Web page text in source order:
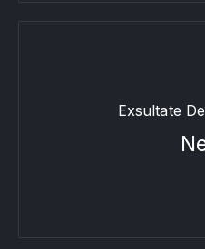
Exsultate